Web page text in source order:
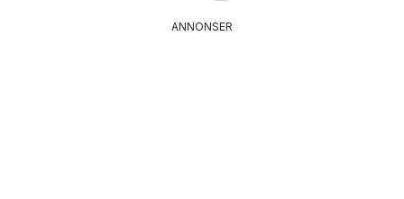
ANNONSER